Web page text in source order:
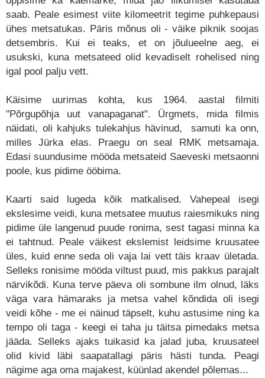
saab. Peale esimest viite kilomeetrit tegime puhkepausi
ühes metsatukas. Päris mõnus oli - väike piknik soojas
detsembris. Kui ei teaks, et on jõulueelne aeg, ei
usukski, kuna metsateed olid kevadiselt rohelised ning
igal pool palju vett.
Käisime uurimas kohta, kus 1964. aastal filmiti
"Põrgupõhja uut vanapaganat". Ürgmets, mida filmis
näidati, oli kahjuks tulekahjus hävinud, samuti ka onn,
milles Jürka elas. Praegu on seal RMK metsamaja.
Edasi suundusime mööda metsateid Saeveski metsaonni
poole, kus pidime ööbima.
Kaarti said lugeda kõik matkalised. Vahepeal isegi
ekslesime veidi, kuna metsatee muutus raiesmikuks ning
pidime üle langenud puude ronima, sest tagasi minna ka
ei tahtnud. Peale väikest ekslemist leidsime kruusatee
üles, kuid enne seda oli vaja lai vett täis kraav ületada.
Selleks ronisime mööda viltust puud, mis pakkus parajalt
närvikõdi. Kuna terve päeva oli sombune ilm olnud, läks
väga vara hämaraks ja metsa vahel kõndida oli isegi
veidi kõhe - me ei näinud täpselt, kuhu astusime ning ka
tempo oli taga - keegi ei taha ju täitsa pimedaks metsa
jääda. Selleks ajaks tuikasid ka jalad juba, kruusateel
olid kivid läbi saapatallagi päris hästi tunda. Peagi
nägime aga oma majakest, küünlad akendel põlemas...